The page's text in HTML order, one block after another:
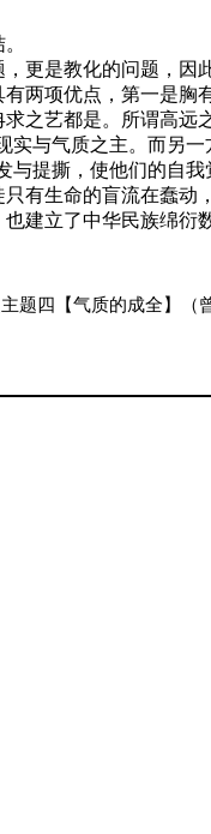
更是教化的问题，因
两项优点，第一是
之艺都是。所谓高
与气质之主。而另
提撕，使他们的自我
有生命的盲流在蠢动
建立了中华民族绵衍
题四【气质的成全】（